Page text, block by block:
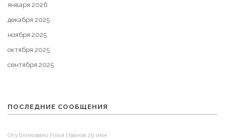
января 2026
декабря 2025
ноября 2025
октября 2025
сентября 2025
ПОСЛЕДНИЕ СООБЩЕНИЯ
Опубликовано Илья Иванов 29 июн